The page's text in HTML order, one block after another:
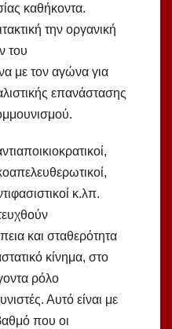
καθήκοντα.
την οργανική
του
με τον αγώνα για
επανάστασης
κ.λπ.
και σταθερότητα
κίνημα, στο
ρόλο
Αυτό είναι με
που οι